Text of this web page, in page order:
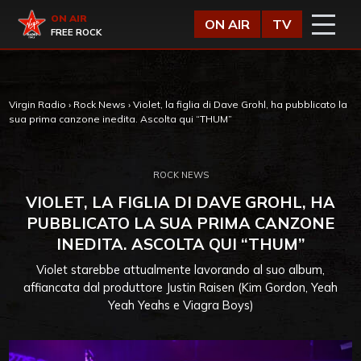
Virgin Radio
ON AIR
FREE ROCK
ON AIR TV
Virgin Radio › Rock News › Violet, la figlia di Dave Grohl, ha pubblicato la
sua prima canzone inedita. Ascolta qui “THUM”
ROCK NEWS
VIOLET, LA FIGLIA DI DAVE GROHL, HA
PUBBLICATO LA SUA PRIMA CANZONE
INEDITA. ASCOLTA QUI “THUM”
Violet starebbe attualmente lavorando al suo album,
affiancata dal produttore Justin Raisen (Kim Gordon, Yeah
Yeah Yeahs e Viagra Boys)